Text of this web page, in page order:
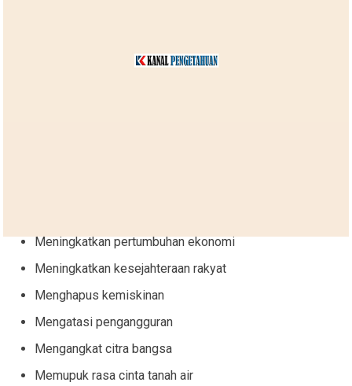
Meningkatkan pertumbuhan ekonomi
Meningkatkan kesejahteraan rakyat
Menghapus kemiskinan
Mengatasi pengangguran
Mengangkat citra bangsa
Memupuk rasa cinta tanah air